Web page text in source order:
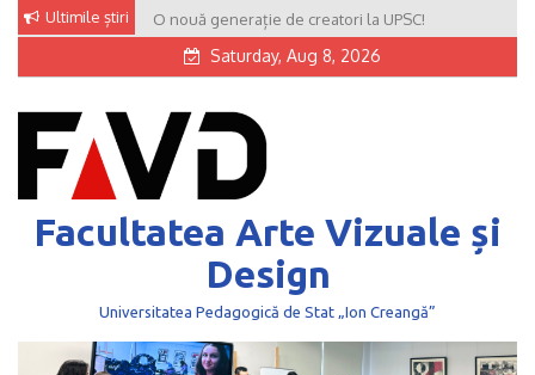
Skip
content
Ultimile știri O nouă generație de creatori la UPSC!
Saturday, Aug 8, 2026
Facultatea Arte Vizuale și
Design
Universitatea Pedagogică de Stat „Ion Creangă”